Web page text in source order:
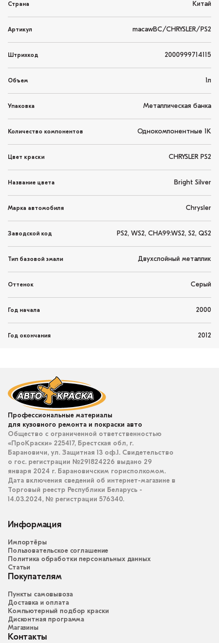
Страна Китай
Артикул macawBC/CHRYSLER/PS2
Штрихкод 2000999714115
Объем 1л
Упаковка Металлическая банка
Количество компонентов Однокомпонентные 1K
Цвет краски CHRYSLER PS2
Название цвета Bright Silver
Марка автомобиля Chrysler
Заводской код PS2, WS2, CHA99:WS2, S2, QS2
Тип базовой эмали Двухслойный металлик
Оттенок Серый
Год начала 2000
Год окончания 2012
Профессиональные материалы
для кузовного ремонта и покраски авто
Общество с ограниченной ответственностью
«ПроКраски» 225417, Брестская обл, г.
Барановичи, ул. Защитная 13 оф.1. Свидетельство
о гос. регистрации №291824226 выдано 29
января 2024 г. Барановичским горисполкомом.
Дата включения сведений об интернет-магазине в
Торговый реестр Республики Беларусь -
14.03.2024, № регистрации 576340.
Информация
Импортёры
Пользовательское соглашение
Политика обработки персональных данных
Статьи
Покупателям
Пункты самовывоза
Доставка и оплата
Компьютерный подбор краски
Дисконтная программа
Магазины
Контакты